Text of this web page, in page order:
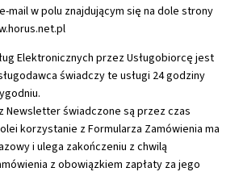
mail w polu znajdującym się na dole strony
Elektronicznych przez Usługobiorcę jest
świadczy te usługi 24 godziny
Newsletter świadczone są przez czas
korzystanie z Formularza Zamówienia ma
i ulega zakończeniu z chwilą
z obowiązkiem zapłaty za jego